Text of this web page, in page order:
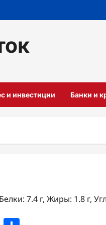
и инвестиции Банки и
7.4 г, Жиры: 1.8 г,